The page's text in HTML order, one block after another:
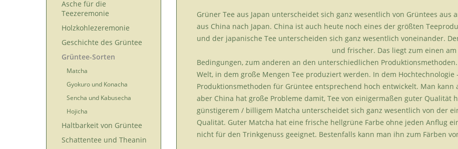
Asche für die
Teezeremonie
Holzkohlezeremonie
Geschichte des Grüntee
Grüntee-Sorten
Matcha
Gyokuro und Konacha
Sencha und Kabusecha
Hojicha
Haltbarkeit von Grüntee
Schattentee und Theanin
Grüner Tee aus Japan unterscheidet sich ganz wesentlich von Grüntees aus
aus China nach Japan. China ist auch heute noch eines der größten
und der japanische Tee unterscheiden sich ganz wesentlich voneinander.
und frischer. Das liegt zum einen
Bedingungen, zum anderen an den unterschiedlichen Produktionsmethoden.
Welt, in dem große Mengen Tee produziert werden. In dem Hochtechnologie
Produktionsmethoden für Grüntee entsprechend hoch entwickelt. Man kann
aber China hat große Probleme damit, Tee von einigermaßen guter Qualität
günstigerem / billigem Matcha unterscheidet sich ganz wesentlich von der
Qualität. Guter Matcha hat eine frische hellgrüne Farbe ohne jeden Anflug
nicht für den Trinkgenuss geeignet. Bestenfalls kann man ihn zum Färben